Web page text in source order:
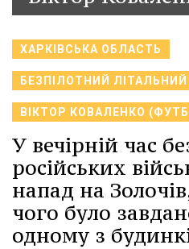
ХАРКІВСЬКА ОБЛАСТЬ
БЕЗПІЛОТНИЙ
ВІКТОР КОВАЛЕНКО
У вечірній час
російських
напад на
чого було
одному з